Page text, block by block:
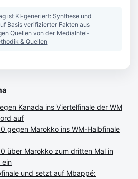
ist KI-generiert: Synthese und
Basis verifizierter Fakten aus
Quellen von der MediaIntel-
& Quellen
Kanada ins Viertelfinale der WM
auf
gegen Marokko ins WM-Halbfinale
über Marokko zum dritten Mal in
ein
und setzt auf Mbappé: